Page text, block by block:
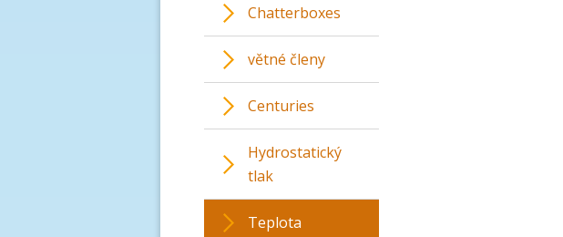
Chatterboxes
větné členy
Centuries
Hydrostatický
tlak
Teplota